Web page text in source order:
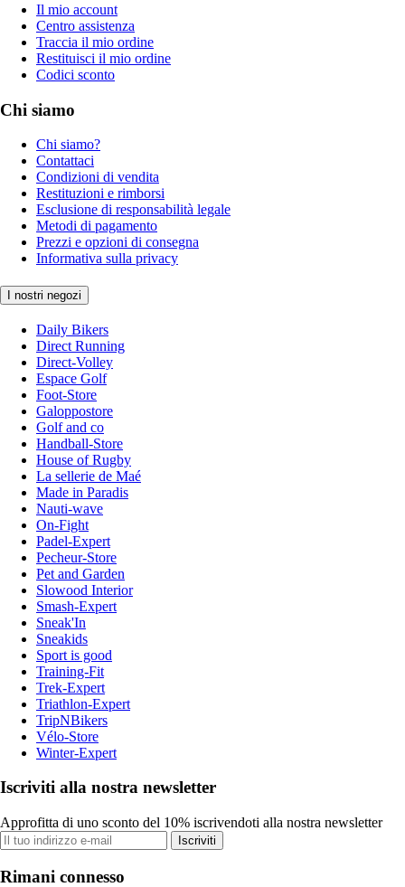
Il mio account
Centro assistenza
Traccia il mio ordine
Restituisci il mio ordine
Codici sconto
Chi siamo
Chi siamo?
Contattaci
Condizioni di vendita
Restituzioni e rimborsi
Esclusione di responsabilità legale
Metodi di pagamento
Prezzi e opzioni di consegna
Informativa sulla privacy
I nostri negozi
Daily Bikers
Direct Running
Direct-Volley
Espace Golf
Foot-Store
Galoppostore
Golf and co
Handball-Store
House of Rugby
La sellerie de Maé
Made in Paradis
Nauti-wave
On-Fight
Padel-Expert
Pecheur-Store
Pet and Garden
Slowood Interior
Smash-Expert
Sneak'In
Sneakids
Sport is good
Training-Fit
Trek-Expert
Triathlon-Expert
TripNBikers
Vélo-Store
Winter-Expert
Iscriviti alla nostra newsletter
Approfitta di uno sconto del 10% iscrivendoti alla nostra newsletter
Iscriviti
Rimani connesso